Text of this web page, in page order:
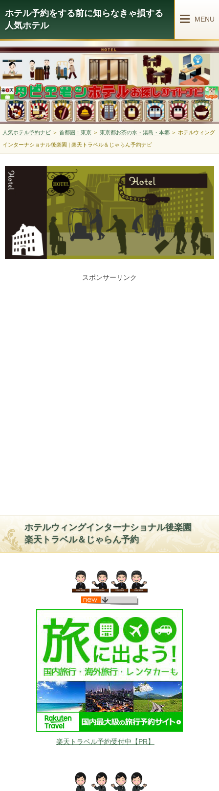
ホテル予約をする前に知らなきゃ損する
人気ホテル
MENU
人気ホテル予約ナビ＞ 首都圏：東京＞ 東京都お茶の水・湯島・本郷＞ ホテルウィング
インターナショナル後楽園 | 楽天トラベル＆じゃらん予約ナビ
スポンサーリンク
ホテルウィングインターナショナル後楽園
楽天トラベル＆じゃらん予約
楽天トラベル予約受付中【PR】